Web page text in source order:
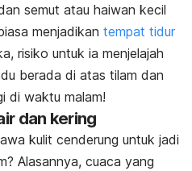
semut atau haiwan kecil
menjadikan tempat tidur
risiko untuk ia menjelajah
berada di atas tilam dan
di waktu malam!
dan kering
kulit cenderung untuk jadi
Alasannya, cuaca yang